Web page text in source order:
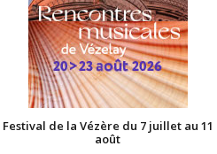
Festival de la Vézère du 7 juillet au 11
août